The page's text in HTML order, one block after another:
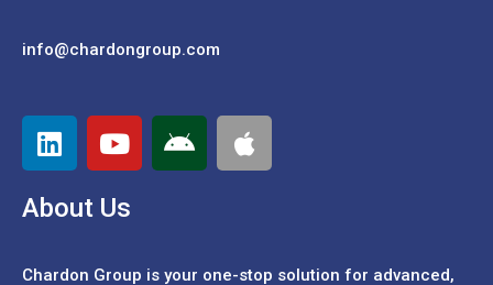
info@chardongroup.com
About Us
Chardon Group is your one-stop solution for advanced,